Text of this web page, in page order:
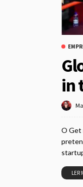
in
O Get
LER